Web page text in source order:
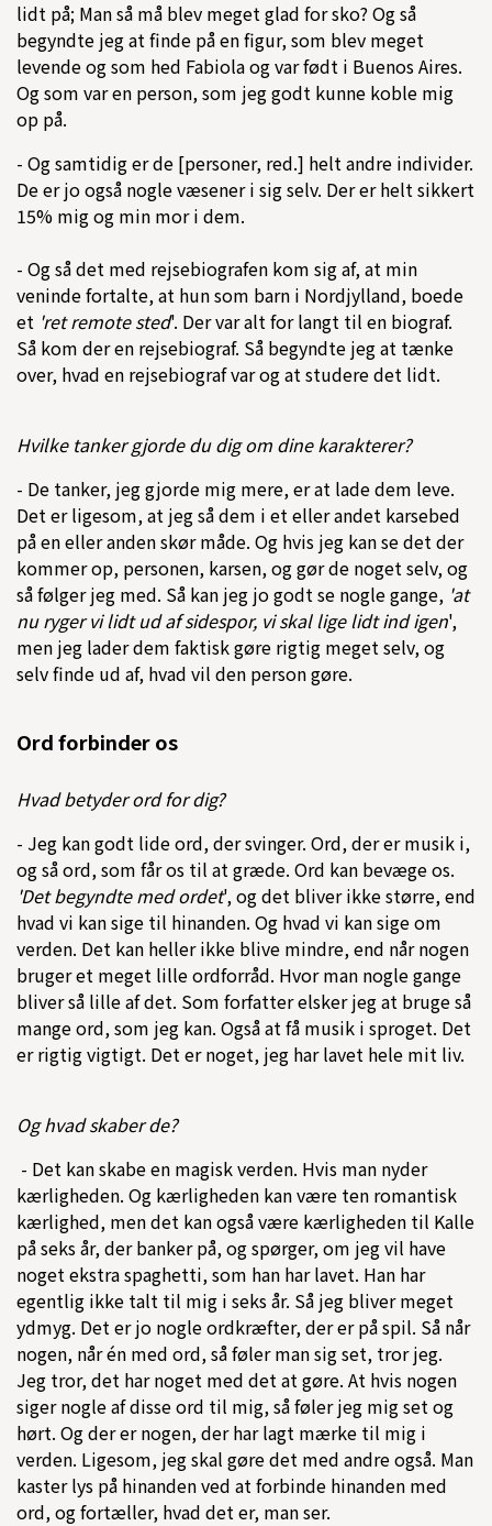
lidt på; Man så må blev meget glad for sko? Og så
begyndte jeg at finde på en figur, som blev meget
levende og som hed Fabiola og var født i Buenos Aires.
Og som var en person, som jeg godt kunne koble mig
op på.
- Og samtidig er de [personer, red.] helt andre individer.
De er jo også nogle væsener i sig selv. Der er helt sikkert
15% mig og min mor i dem.
- Og så det med rejsebiografen kom sig af, at min
veninde fortalte, at hun som barn i Nordjylland, boede
et 'ret remote sted'. Der var alt for langt til en biograf.
Så kom der en rejsebiograf. Så begyndte jeg at tænke
over, hvad en rejsebiograf var og at studere det lidt.
Hvilke tanker gjorde du dig om dine karakterer?
- De tanker, jeg gjorde mig mere, er at lade dem leve.
Det er ligesom, at jeg så dem i et eller andet karsebed
på en eller anden skør måde. Og hvis jeg kan se det der
kommer op, personen, karsen, og gør de noget selv, og
så følger jeg med. Så kan jeg jo godt se nogle gange, 'at
nu ryger vi lidt ud af sidespor, vi skal lige lidt ind igen',
men jeg lader dem faktisk gøre rigtig meget selv, og
selv finde ud af, hvad vil den person gøre.
Ord forbinder os
Hvad betyder ord for dig?
- Jeg kan godt lide ord, der svinger. Ord, der er musik i,
og så ord, som får os til at græde. Ord kan bevæge os.
'Det begyndte med ordet', og det bliver ikke større, end
hvad vi kan sige til hinanden. Og hvad vi kan sige om
verden. Det kan heller ikke blive mindre, end når nogen
bruger et meget lille ordforråd. Hvor man nogle gange
bliver så lille af det. Som forfatter elsker jeg at bruge så
mange ord, som jeg kan. Også at få musik i sproget. Det
er rigtig vigtigt. Det er noget, jeg har lavet hele mit liv.
Og hvad skaber de?
- Det kan skabe en magisk verden. Hvis man nyder
kærligheden. Og kærligheden kan være ten romantisk
kærlighed, men det kan også være kærligheden til Kalle
på seks år, der banker på, og spørger, om jeg vil have
noget ekstra spaghetti, som han har lavet. Han har
egentlig ikke talt til mig i seks år. Så jeg bliver meget
ydmyg. Det er jo nogle ordkræfter, der er på spil. Så når
nogen, når én med ord, så føler man sig set, tror jeg.
Jeg tror, det har noget med det at gøre. At hvis nogen
siger nogle af disse ord til mig, så føler jeg mig set og
hørt. Og der er nogen, der har lagt mærke til mig i
verden. Ligesom, jeg skal gøre det med andre også. Man
kaster lys på hinanden ved at forbinde hinanden med
ord, og fortæller, hvad det er, man ser.